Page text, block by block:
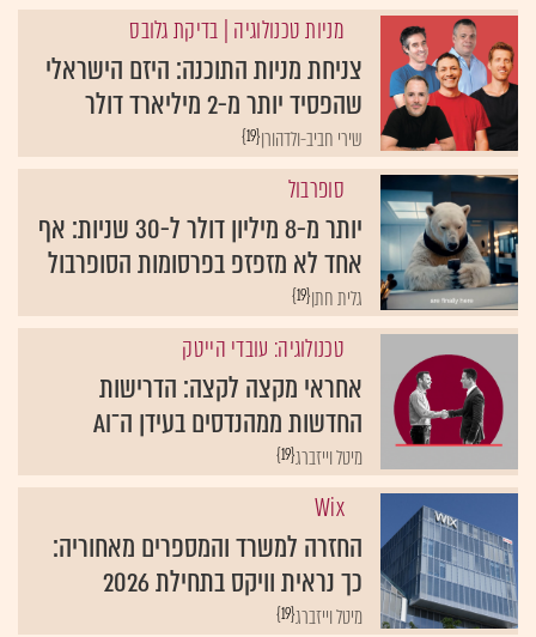
מניות טכנולוגיה | בדיקת גלובס
צניחת מניות התוכנה: היזם הישראלי
שהפסיד יותר מ-2 מיליארד דולר
{19}שירי חביב-ולדהורן
סופרבול
יותר מ-8 מיליון דולר ל-30 שניות: אף
אחד לא מזפזפ בפרסומות הסופרבול
{19}גלית חתן
טכנולוגיה: עובדי הייטק
אחראי מקצה לקצה: הדרישות
החדשות ממהנדסים בעידן ה־AI
{19}מיטל וייזברג
Wix
החזרה למשרד והמספרים מאחוריה:
כך נראית וויקס בתחילת 2026
{19}מיטל וייזברג